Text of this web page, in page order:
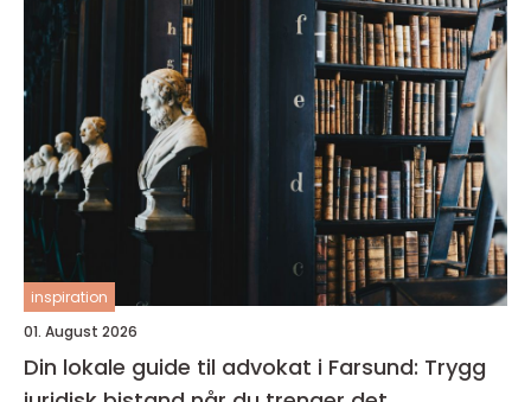
inspiration
01. August 2026
Din lokale guide til advokat i Farsund: Trygg